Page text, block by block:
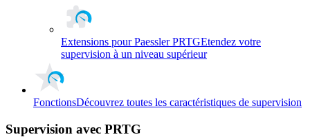
Extensions pour Paessler PRTGEtendez votre
supervision à un niveau supérieur
FonctionsDécouvrez toutes les caractéristiques de supervision
Supervision avec PRTG